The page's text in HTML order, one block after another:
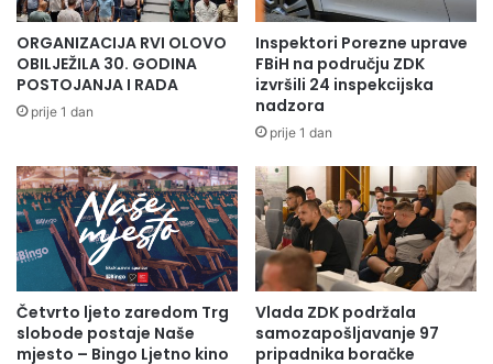
ORGANIZACIJA RVI OLOVO
OBILJEŽILA 30. GODINA
POSTOJANJA I RADA
prije 1 dan
Inspektori Porezne uprave
FBiH na području ZDK
izvršili 24 inspekcijska
nadzora
prije 1 dan
Četvrto ljeto zaredom Trg
slobode postaje Naše
mjesto – Bingo Ljetno kino
Vlada ZDK podržala
samozapošljavanje 97
pripadnika boračke